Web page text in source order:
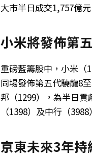
大市半日成交1,757億元
小米將發佈第
重磅藍籌股中，小米（
同場發佈第五代驍龍8
邦（1299），為半日
（1398）及中行（
京東未來3年